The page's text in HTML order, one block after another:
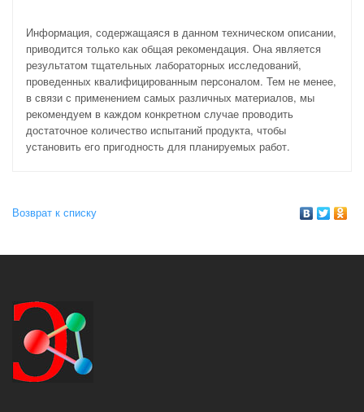
Информация, содержащаяся в данном техническом описании,
приводится только как общая рекомендация. Она является
результатом тщательных лабораторных исследований,
проведенных квалифицированным персоналом. Тем не менее,
в связи с применением самых различных материалов, мы
рекомендуем в каждом конкретном случае проводить
достаточное количество испытаний продукта, чтобы
установить его пригодность для планируемых работ.
Возврат к списку